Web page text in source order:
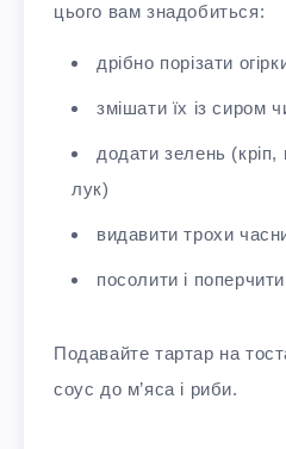
цього вам знадобиться:
дрібно порізати
змішати їх із сиром
додати зелень
лук)
видавити трохи
посолити і
Подавайте тартар на
соус до м’яса і риби.